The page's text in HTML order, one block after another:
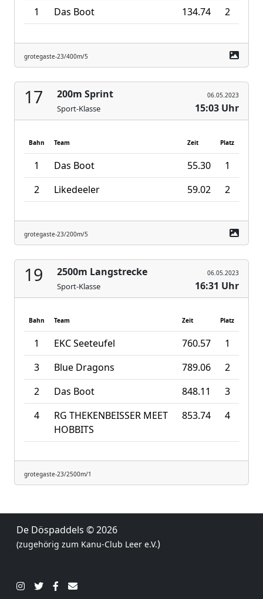
1
Das Boot 134.74 2
grotegaste-23/400m/5
17 200m Sprint
Sport-Klasse
06.05.2023
15:03 Uhr
Bahn Team Zeit Platz
1 Das Boot 55.30
1
2
Likedeeler 59.02 2
grotegaste-23/200m/5
19 2500m Langstrecke
Sport-Klasse
06.05.2023
16:31 Uhr
Bahn Team Zeit Platz
1 EKC Seeteufel 760.57
1
3
Blue Dragons 789.06
2
2
Das Boot 848.11
3
4
RG THEKENBEISSER MEET
HOBBITS
853.74 4
grotegaste-23/2500m/1
De Döspaddels © 2026
(zugehörig zum Kanu-Club Leer e.V.)